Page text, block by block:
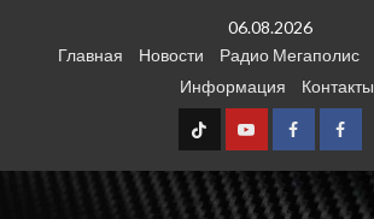
06.08.2026
Главная
Новости Радио Мегаполис
Информация
Контакты
TT Youtube
FB1 FB2